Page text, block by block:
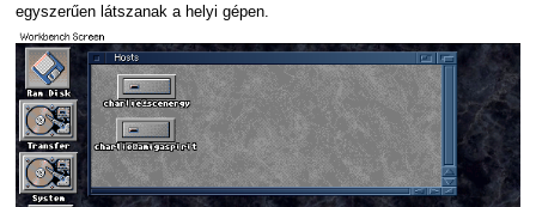
egyszerűen látszanak a helyi gépen.